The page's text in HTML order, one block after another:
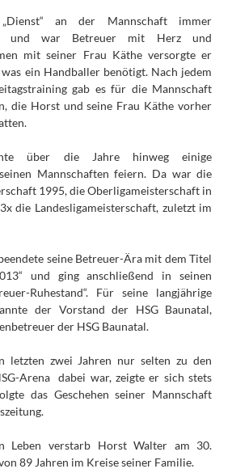
an der Mannschaft immer
und war Betreuer mit Herz und
mit seiner Frau Käthe versorgte er
ein Handballer benötigt. Nach jedem
gab es für die Mannschaft
die Horst und seine Frau Käthe vorher
über die Jahre hinweg einige
Mannschaften feiern. Da war die
1995, die Oberligameisterschaft in
die Landesligameisterschaft, zuletzt im
seine Betreuer-Ära mit dem Titel
und ging anschließend in seinen
Ruhestand“. Für seine langjährige
der Vorstand der HSG Baunatal,
der HSG Baunatal.
letzten zwei Jahren nur selten zu den
Arena dabei war, zeigte er sich stets
das Geschehen seiner Mannschaft
Leben verstarb Horst Walter am 30.
89 Jahren im Kreise seiner Familie.